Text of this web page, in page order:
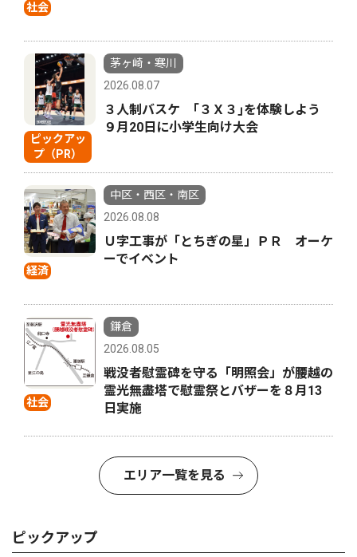
社会
ピックアッ
プ（PR）
茅ヶ崎・寒川
2026.08.07
３人制バスケ ｢３Ｘ３｣を体験しよう
９月20日に小学生向け大会
経済
中区・西区・南区
2026.08.08
Ｕ字工事が「とちぎの星」ＰＲ オーケ
ーでイベント
社会
鎌倉
2026.08.05
戦没者慰霊碑を守る「明照会」が腰越の
霊光無盡塔で慰霊祭とバザーを８月13
日実施
エリア一覧を見る
ピックアップ